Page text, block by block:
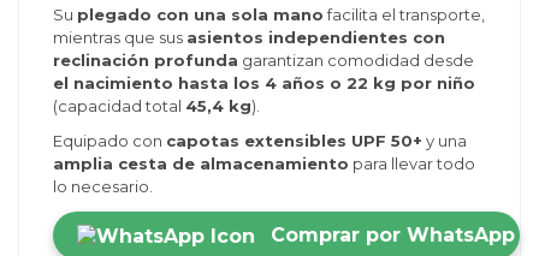
Su plegado con una sola manofacilita el transporte,
mientras que sus asientos independientes con
reclinación profunda garantizan comodidad desde
el nacimiento hasta los 4 años o 22 kg por niño
(capacidad total 45,4 kg).
Equipado con capotas extensibles UPF 50+ y una
amplia cesta de almacenamiento para llevar todo
lo necesario.
Comprar por WhatsApp